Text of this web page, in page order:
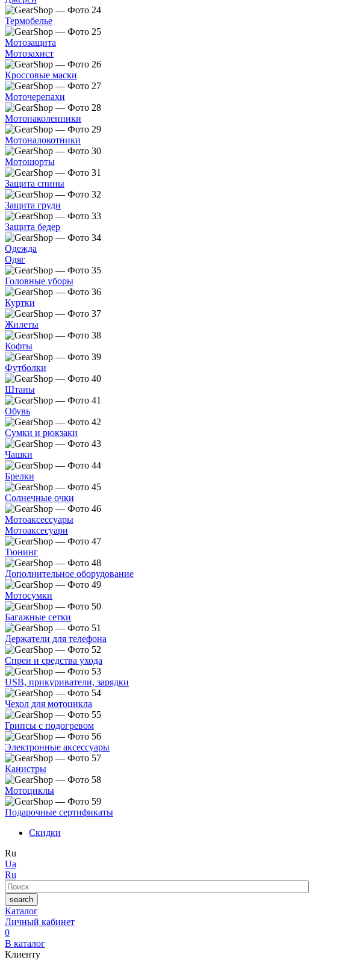
Термобелье
Мотозащита
Мотозахист
Кроссовые маски
Моточерепахи
Мотонаколенники
Мотоналокотники
Мотошорты
Защита спины
Защита груди
Защита бедер
Одежда
Одяг
Головные уборы
Куртки
Жилеты
Кофты
Футболки
Штаны
Обувь
Сумки и рюкзаки
Чашки
Брелки
Солнечные очки
Мотоаксессуары
Мотоаксесуари
Тюнинг
Дополнительное оборудование
Мотосумки
Багажные сетки
Держатели для телефона
Спреи и средства ухода
USB, прикуриватели, зарядки
Чехол для мотоцикла
Грипсы с подогревом
Электронные аксессуары
Канистры
Мотоциклы
Подарочные сертификаты
Скидки
Ru
Ua
Ru
Поиск
search
Каталог
Личный кабинет
0
В каталог
Клиенту